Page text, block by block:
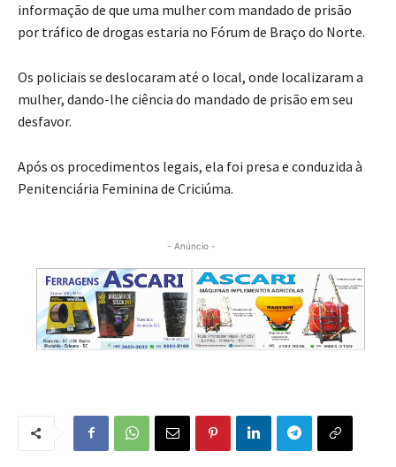
informação de que uma mulher com mandado de prisão
por tráfico de drogas estaria no Fórum de Braço do Norte.
Os policiais se deslocaram até o local, onde localizaram a
mulher, dando-lhe ciência do mandado de prisão em seu
desfavor.
Após os procedimentos legais, ela foi presa e conduzida à
Penitenciária Feminina de Criciúma.
- Anúncio -